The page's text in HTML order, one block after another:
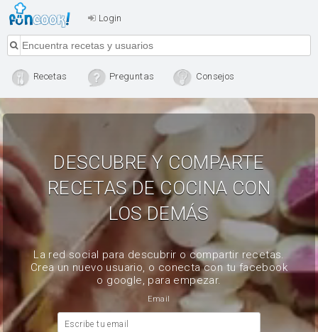
Login
Recetas Preguntas Consejos
DESCUBRE Y COMPARTE
RECETAS DE COCINA CON
LOS DEMÁS
La red social para descubrir o compartir recetas.
Crea un nuevo usuario, o conecta con tu facebook
o google, para empezar.
Email
Escribe tu email